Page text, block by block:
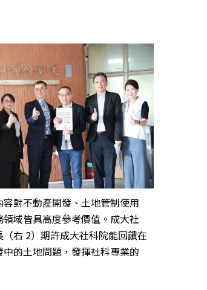
對不動產開發、土地管制使用
域皆具高度參考價值。成大社
右 2）期許成大社科院能回饋在
的土地問題，發揮社科專業的